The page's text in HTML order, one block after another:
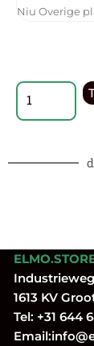
Niu Overige
1613 KV
Tel: +31 644
Email: